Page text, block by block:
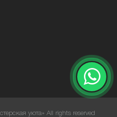
уюта» All rights reserved